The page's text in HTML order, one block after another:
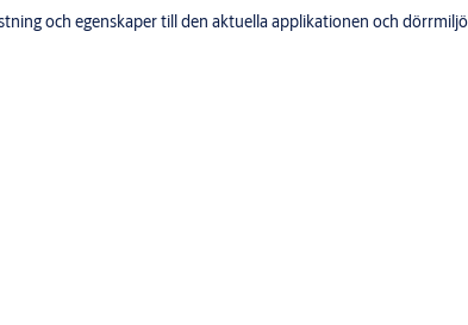
och egenskaper till den aktuella applikationen och